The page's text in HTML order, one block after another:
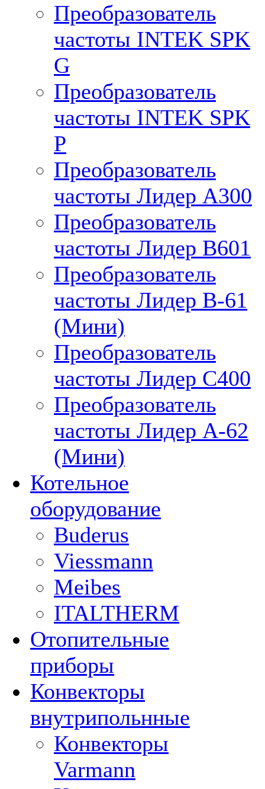
Преобразователь
частоты INTEK SPK
G
Преобразователь
частоты INTEK SPK
P
Преобразователь
частоты Лидер А300
Преобразователь
частоты Лидер B601
Преобразователь
частоты Лидер В-61
(Мини)
Преобразователь
частоты Лидер С400
Преобразователь
частоты Лидер А-62
(Мини)
Котельное
оборудование
Buderus
Viessmann
Meibes
ITALTHERM
Отопительные
приборы
Конвекторы
внутрипольнные
Конвекторы
Varmann